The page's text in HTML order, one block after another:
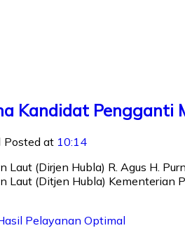
Kandidat Pengganti
Posted at 10:14
(Dirjen Hubla) R. Agus H.
(Ditjen Hubla) Kementerian